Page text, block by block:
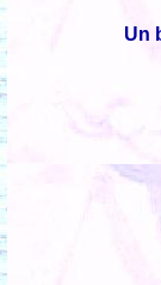
Un